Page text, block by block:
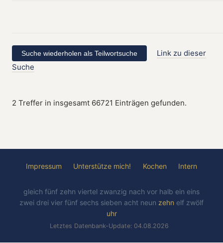
Link zu dieser
Suche
2 Treffer in insgesamt 66721 Einträgen gefunden.
Impressum Unterstütze mich! Kochen Intern
gleich fünf zehn viertel zwanzig nach vor halb ein eins
zwei drei vier fünf sechs sieben acht neun zehn elf zwölf
uhr
Letztes Datenbank-Update: 04.08.2026